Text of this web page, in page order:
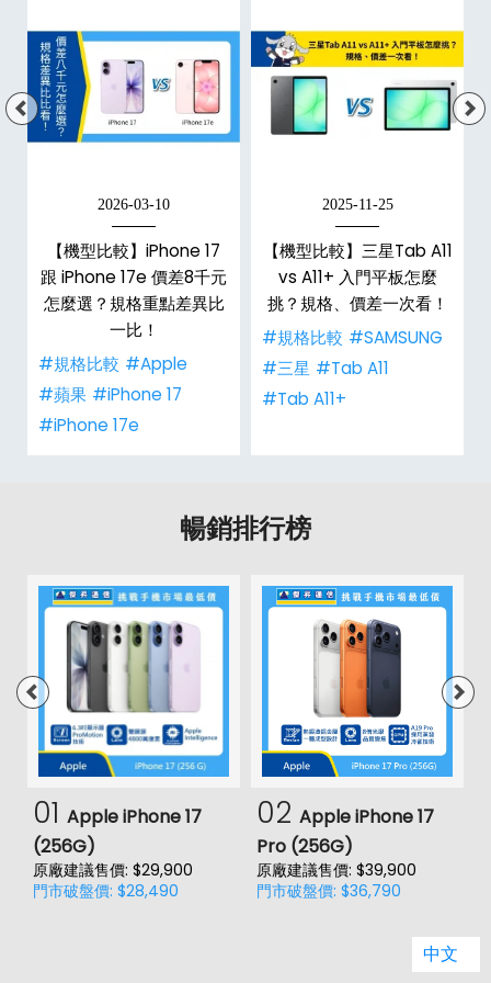
2026-03-10
【機型比較】iPhone 17
跟 iPhone 17e 價差8千元
怎麼選？規格重點差異比
一比！
#規格比較 #Apple
#蘋果 #iPhone 17
#iPhone 17e
2025-11-25
【機型比較】三星Tab A11
vs A11+ 入門平板怎麼
挑？規格、價差一次看！
#規格比較 #SAMSUNG
#三星 #Tab A11
#Tab A11+
暢銷排行榜
01 Apple iPhone 17
(256G)
原廠建議售價: $29,900
門市破盤價: $28,490
02 Apple iPhone 17
Pro (256G)
原廠建議售價: $39,900
門市破盤價: $36,790
中文